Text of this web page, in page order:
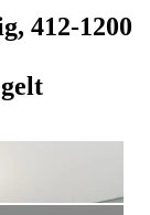
412-1200